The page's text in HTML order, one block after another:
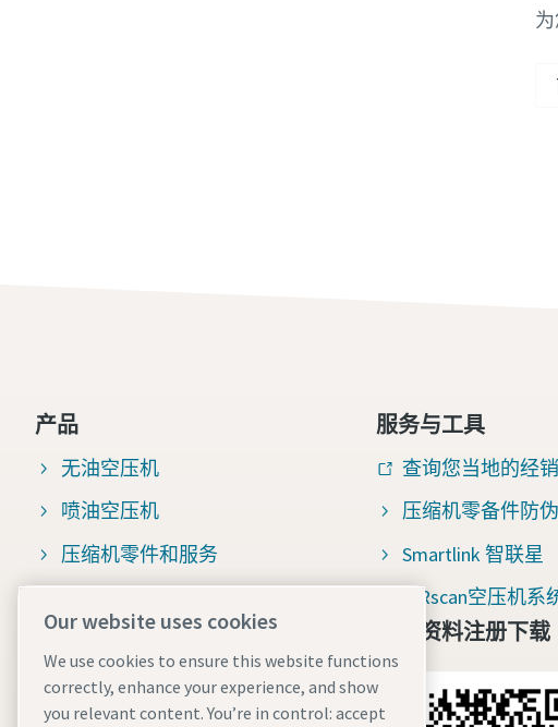
产品
无油空压机
喷油空压机
压缩机零件和服务
空压机整机咨询
服务与工具
查询您当地的经
压缩机零备件防伪
Smartlink 智联星
AIRscan空压机
免费资料注册下载
Our website uses cookies
We use cookies to ensure this website functions
correctly, enhance your experience, and show
you relevant content. You’re in control: accept